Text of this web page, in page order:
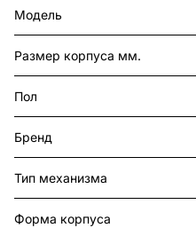
Модель
Размер корпуса мм.
Пол
Бренд
Тип механизма
Форма корпуса